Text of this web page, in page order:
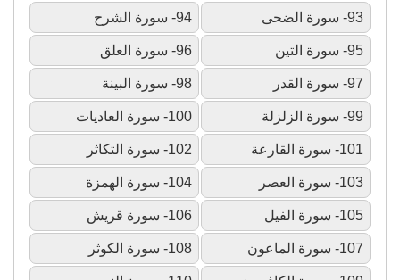
93- سورة الضحى 94- سورة الشرح
95- سورة التين 96- سورة العلق
97- سورة القدر 98- سورة البينة
99- سورة الزلزلة 100- سورة العاديات
101- سورة القارعة 102- سورة التكاثر
103- سورة العصر 104- سورة الهمزة
105- سورة الفيل 106- سورة قريش
107- سورة الماعون 108- سورة الكوثر